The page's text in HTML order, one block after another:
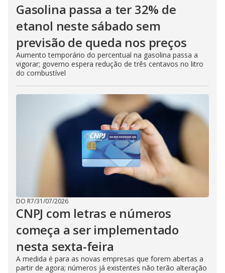
Gasolina passa a ter 32% de
etanol neste sábado sem
previsão de queda nos preços
Aumento temporário do percentual na gasolina passa a
vigorar; governo espera redução de três centavos no litro
do combustível
DO R7/31/07/2026
CNPJ com letras e números
começa a ser implementado
nesta sexta-feira
A medida é para as novas empresas que forem abertas a
partir de agora; números já existentes não terão alteração